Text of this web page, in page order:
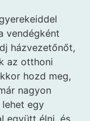
vendégként
házvezetőnőt,
az otthoni
hozd meg,
nagyon
egy